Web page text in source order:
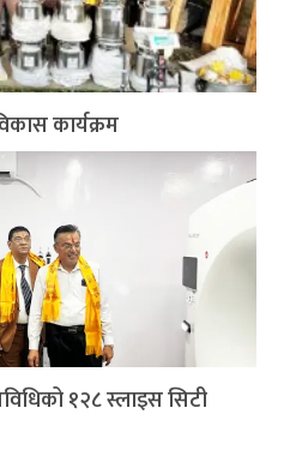
कार्यक्रम
१२८ स्लाइस सिटी